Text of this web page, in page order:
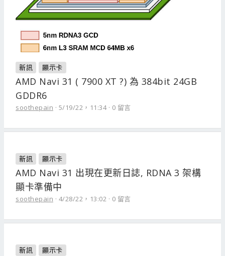
新訊 顯示卡
AMD Navi 31 ( 7900 XT ?) 為 384bit 24GB
GDDR6
soothepain 5/19/22，11:34 0 留言
新訊 顯示卡
AMD Navi 31 出現在更新日誌, RDNA 3 架構
顯卡準備中
soothepain 4/28/22，13:02 0 留言
新訊 顯示卡